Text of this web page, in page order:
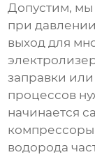
Допустим, мы
при
выход для
заправки
процессов
начинается
компрессоры
водорода